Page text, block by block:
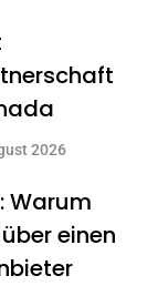
2026
Warum
einen